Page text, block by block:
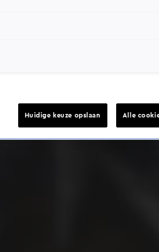
op je huidige locatie
Huidige keuze opslaan Alle